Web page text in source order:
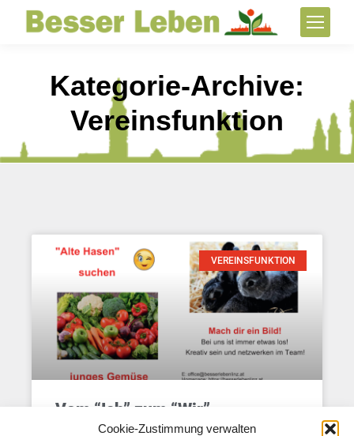
Cookie-Zustimmung verwalten
Kategorie-Archive:
Vereinsfunktion
VEREINSFUNKTION
Vom “Ich” zum “Wir” ….